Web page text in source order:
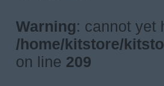
Warning: cannot yet
/home/kitstore/
on line 209